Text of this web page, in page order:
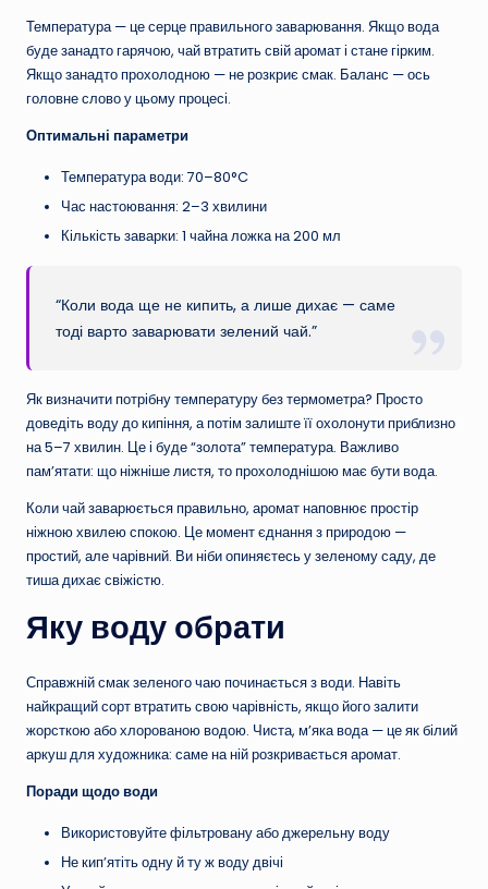
Температура — це серце правильного заварювання. Якщо вода
буде занадто гарячою, чай втратить свій аромат і стане гірким.
Якщо занадто прохолодною — не розкриє смак. Баланс — ось
головне слово у цьому процесі.
Оптимальні параметри
Температура води: 70–80°C
Час настоювання: 2–3 хвилини
Кількість заварки: 1 чайна ложка на 200 мл
“Коли вода ще не кипить, а лише дихає — саме
тоді варто заварювати зелений чай.”
Як визначити потрібну температуру без термометра? Просто
доведіть воду до кипіння, а потім залиште її охолонути приблизно
на 5–7 хвилин. Це і буде “золота” температура. Важливо
пам’ятати: що ніжніше листя, то прохолоднішою має бути вода.
Коли чай заварюється правильно, аромат наповнює простір
ніжною хвилею спокою. Це момент єднання з природою —
простий, але чарівний. Ви ніби опиняєтесь у зеленому саду, де
тиша дихає свіжістю.
Яку воду обрати
Справжній смак зеленого чаю починається з води. Навіть
найкращий сорт втратить свою чарівність, якщо його залити
жорсткою або хлорованою водою. Чиста, м’яка вода — це як білий
аркуш для художника: саме на ній розкривається аромат.
Поради щодо води
Використовуйте фільтровану або джерельну воду
Не кип’ятіть одну й ту ж воду двічі